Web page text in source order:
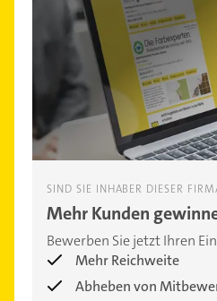
SIND SIE INHABER DIESER
Mehr Kunden
Bewerben Sie jetzt Ihren
Mehr Reichweite
Abheben von